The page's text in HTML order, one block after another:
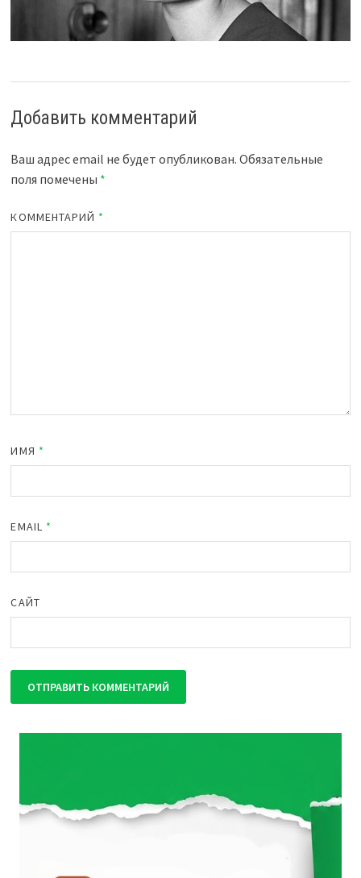
Добавить комментарий
Ваш адрес email не будет опубликован. Обязательные
поля помечены *
КОММЕНТАРИЙ *
ИМЯ *
EMAIL *
САЙТ